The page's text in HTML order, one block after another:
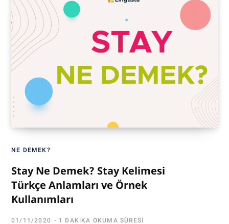
NE DEMEK?
Stay Ne Demek? Stay Kelimesi
Türkçe Anlamları ve Örnek
Kullanımları
01/11/2020 1 DAKIKA OKUMA SÜRESI